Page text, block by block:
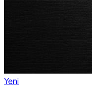
Yeni